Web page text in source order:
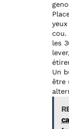
cou.
les
Un
être